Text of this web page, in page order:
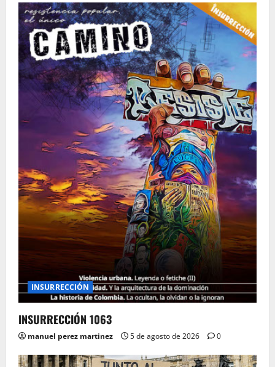
INSURRECCIÓN
INSURRECCIÓN 1063
manuel perez martinez 5 de agosto de 2026 0